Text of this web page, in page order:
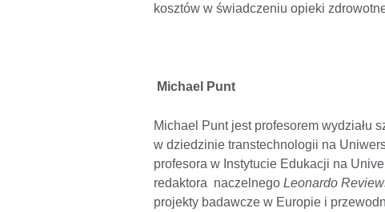
kosztów w świadczeniu opieki
Michael Punt
Michael Punt jest profesorem wydziału
w dziedzinie transtechnologii na
profesora w Instytucie Edukacji na
redaktora naczelnego Leonardo
projekty badawcze w Europie i